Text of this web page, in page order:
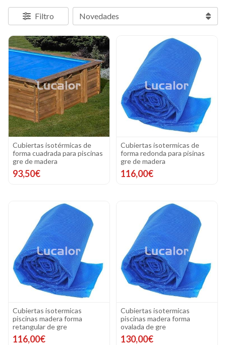
Filtro
Cubiertas isotérmicas de
forma cuadrada para piscinas
gre de madera
93,50€
Cubiertas isotermicas de
forma redonda para pisinas
gre de madera
116,00€
Cubiertas isotermicas
piscinas madera forma
retangular de gre
116,00€
Cubiertas isotermicas
piscinas madera forma
ovalada de gre
130,00€